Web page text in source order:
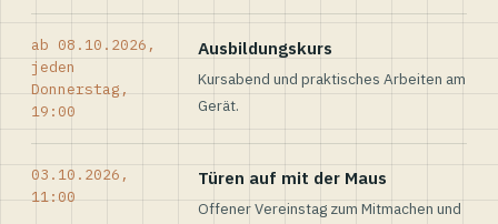
ab 08.10.2026,
jeden
Donnerstag,
19:00
Ausbildungskurs
Kursabend und praktisches Arbeiten am
Gerät.
03.10.2026,
11:00
Türen auf mit der Maus
Offener Vereinstag zum Mitmachen und